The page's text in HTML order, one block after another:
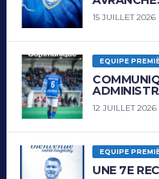
15 JUILLET 2026
EQUIPE
12 JUILLET 2026
EQUIPE
UNE 7E